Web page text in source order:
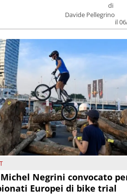
di
Davide Pellegrino
il
Michel Negrini convocato
Europei di bike trial